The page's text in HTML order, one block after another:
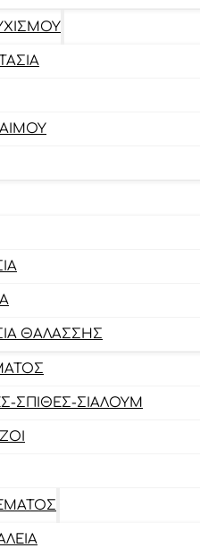
ΘΑΛΆΣΣΗΣ
ΣΠΊΘΕΣ-ΣΊΑΛΟΥΜ